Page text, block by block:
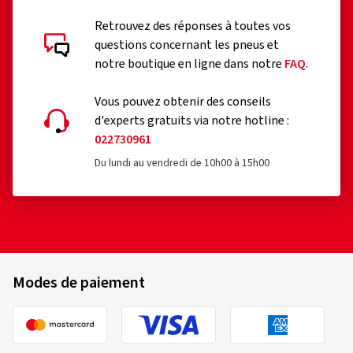
Retrouvez des réponses à toutes vos
questions concernant les pneus et
notre boutique en ligne dans notre FAQ.
Vous pouvez obtenir des conseils
d'experts gratuits via notre hotline :
022730961
Du lundi au vendredi de 10h00 à 15h00
Modes de paiement